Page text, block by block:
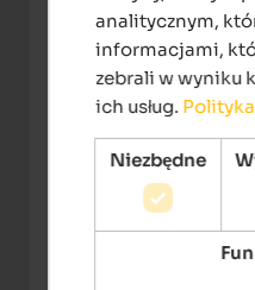
analitycznym,
informacjami,
zebrali w wyniku
ich usług.
Niezbędne